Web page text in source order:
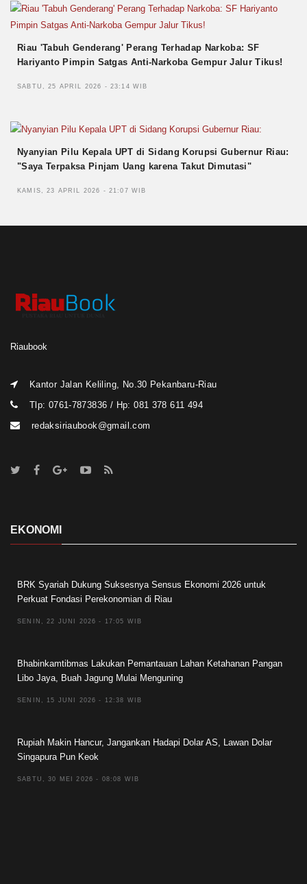
Riau 'Tabuh Genderang' Perang Terhadap Narkoba: SF
Hariyanto Pimpin Satgas Anti-Narkoba Gempur Jalur Tikus!
SABTU, 25 APRIL 2026 - 23:14 WIB
Nyanyian Pilu Kepala UPT di Sidang Korupsi Gubernur Riau:
"Saya Terpaksa Pinjam Uang karena Takut Dimutasi"
KAMIS, 23 APRIL 2026 - 21:07 WIB
Riaubook
Kantor Jalan Keliling, No.30 Pekanbaru-Riau
Tlp: 0761-7873836 / Hp: 081 378 611 494
redaksiriaubook@gmail.com
EKONOMI
BRK Syariah Dukung Suksesnya Sensus Ekonomi 2026 untuk
Perkuat Fondasi Perekonomian di Riau
SENIN, 22 JUNI 2026 - 17:05 WIB
Bhabinkamtibmas Lakukan Pemantauan Lahan Ketahanan Pangan
Libo Jaya, Buah Jagung Mulai Menguning
SENIN, 15 JUNI 2026 - 12:38 WIB
Rupiah Makin Hancur, Jangankan Hadapi Dolar AS, Lawan Dolar
Singapura Pun Keok
SABTU, 30 MEI 2026 - 08:08 WIB